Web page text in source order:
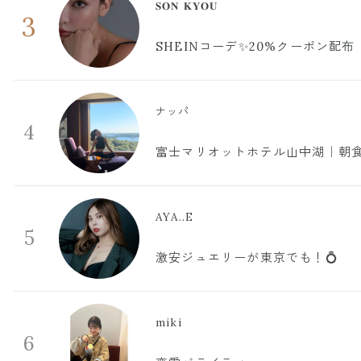
3
𝐒𝐎𝐍 𝐊𝐘𝐎𝐔
SHEINコーデ✨20%クーポン配布
4
ナッパ
富士マリオットホテル山中湖｜朝
5
AYA..E
激安ジュエリーが東京でも！💍
6
miki